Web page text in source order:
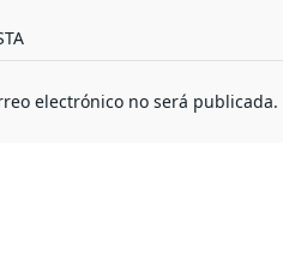
electrónico no será publicada.